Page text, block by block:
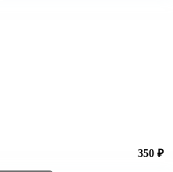
350 ₽